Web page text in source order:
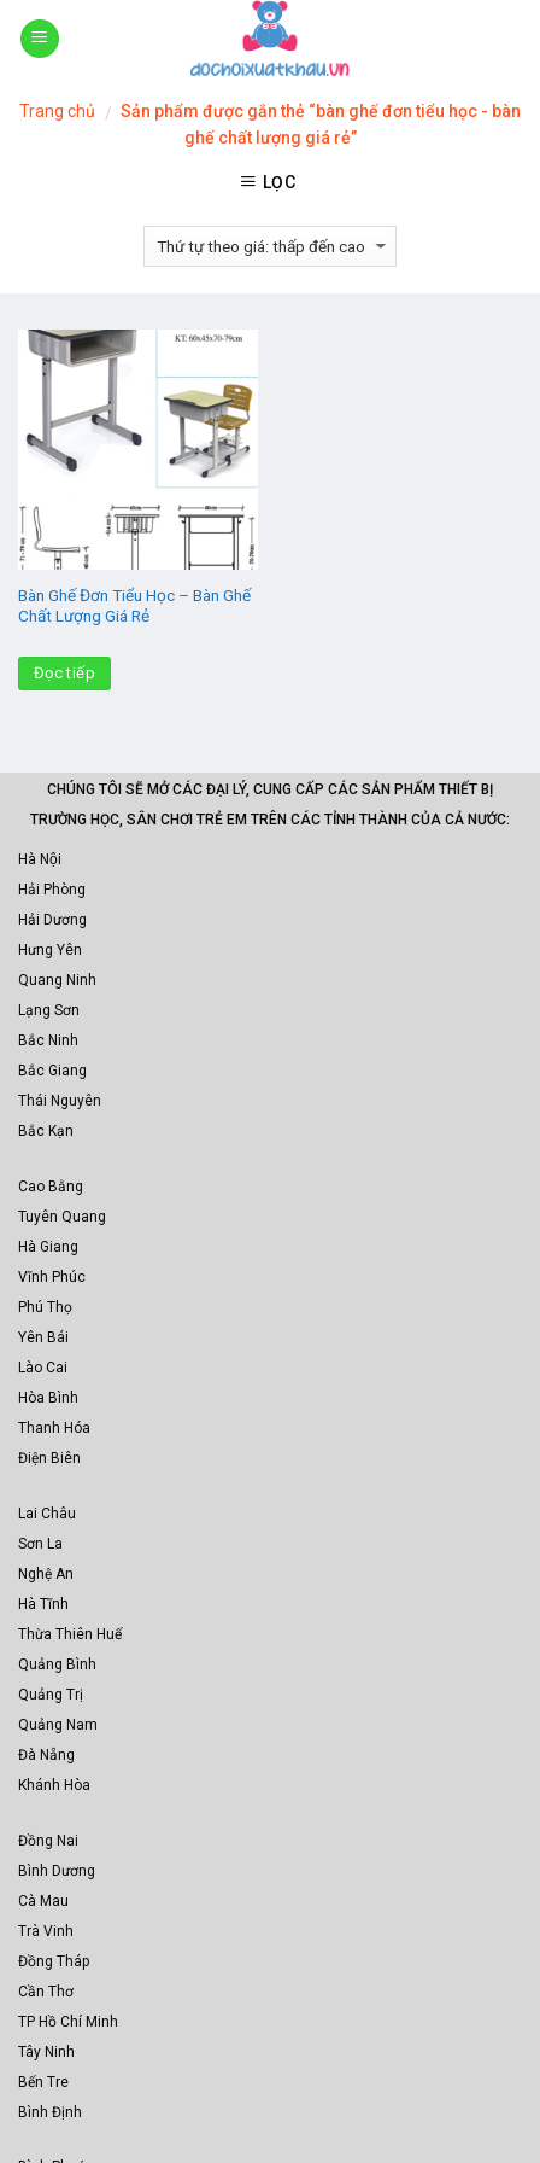
Skip
Trang chủ / Sản phẩm được gắn thẻ “bàn ghế đơn tiểu học - bàn
ghế chất lượng giá rẻ”
LỌC
Bàn Ghế Đơn Tiểu Học – Bàn Ghế
Chất Lượng Giá Rẻ
Đọc tiếp
CHÚNG TÔI SẼ MỞ CÁC ĐẠI LÝ, CUNG CẤP CÁC SẢN PHẨM THIẾT BỊ
TRƯỜNG HỌC, SÂN CHƠI TRẺ EM TRÊN CÁC TỈNH THÀNH CỦA CẢ NƯỚC:
Hà Nội
Hải Phòng
Hải Dương
Hưng Yên
Quang Ninh
Lạng Sơn
Bắc Ninh
Bắc Giang
Thái Nguyên
Bắc Kạn
Cao Bằng
Tuyên Quang
Hà Giang
Vĩnh Phúc
Phú Thọ
Yên Bái
Lào Cai
Hòa Bình
Thanh Hóa
Điện Biên
Lai Châu
Sơn La
Nghệ An
Hà Tĩnh
Thừa Thiên Huế
Quảng Bình
Quảng Trị
Quảng Nam
Đà Nẵng
Khánh Hòa
Đồng Nai
Bình Dương
Cà Mau
Trà Vinh
Đồng Tháp
Cần Thơ
TP Hồ Chí Minh
Tây Ninh
Bến Tre
Bình Định